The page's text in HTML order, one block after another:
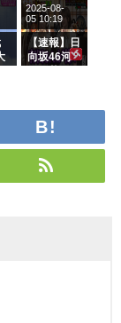
ら移籍しフ
ラーム所属
に。これで
事務所に所
属している
がこちら
【速報】日
向坂46河
2025-08-
05 10:19